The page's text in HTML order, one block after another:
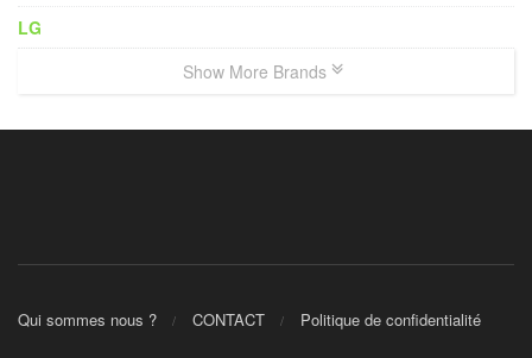
LG
Show More Brands
Qui sommes nous ? CONTACT Politique de confidentialité